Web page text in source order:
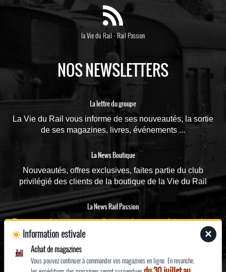
la Vie du Rail -Rail Passion
NOS NEWSLETTERS
La lettre du groupe
La Vie du Rail vous informe de ses nouveautés, la sortie
de ses magazines, livres, événements ...
La News Boutique
Nouveautés, offres exclusives, faites partie du club
privilégié des clients de la boutique de la Vie du Rail
La News Rail Passion
Recevez chaque mercredi toutes les actus du magazine,
les dossiers spéciaux, les vidéos, le magazine dès sa×
Information estivale
Achat de magazines
Vous pouvez continuer à commander vos magazines en ligne. En revanche,